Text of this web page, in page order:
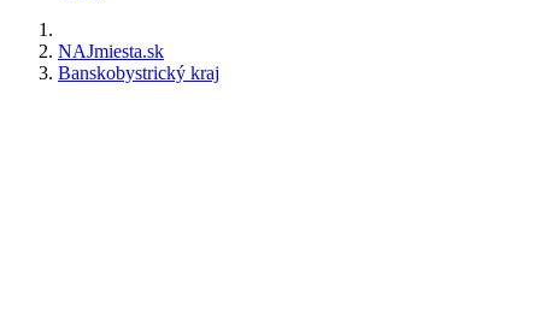
NAJmiesta.sk
Banskobystrický kraj